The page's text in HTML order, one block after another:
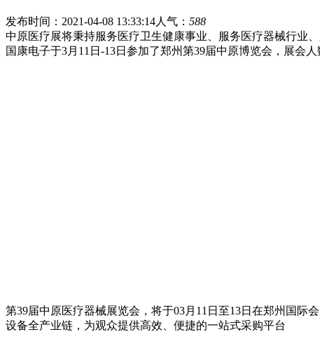
发布时间：2021-04-08 13:33:14人气： 588
中原医疗展将秉持服务医疗卫生健康事业、服务医疗器械行业
国康电子于3月11日-13日参加了郑州第39届中原博览会，展会
第39届中原医疗器械展览会，将于03月11日至13日在郑州国
设备全产业链，为观众提供高效、便捷的一站式采购平台